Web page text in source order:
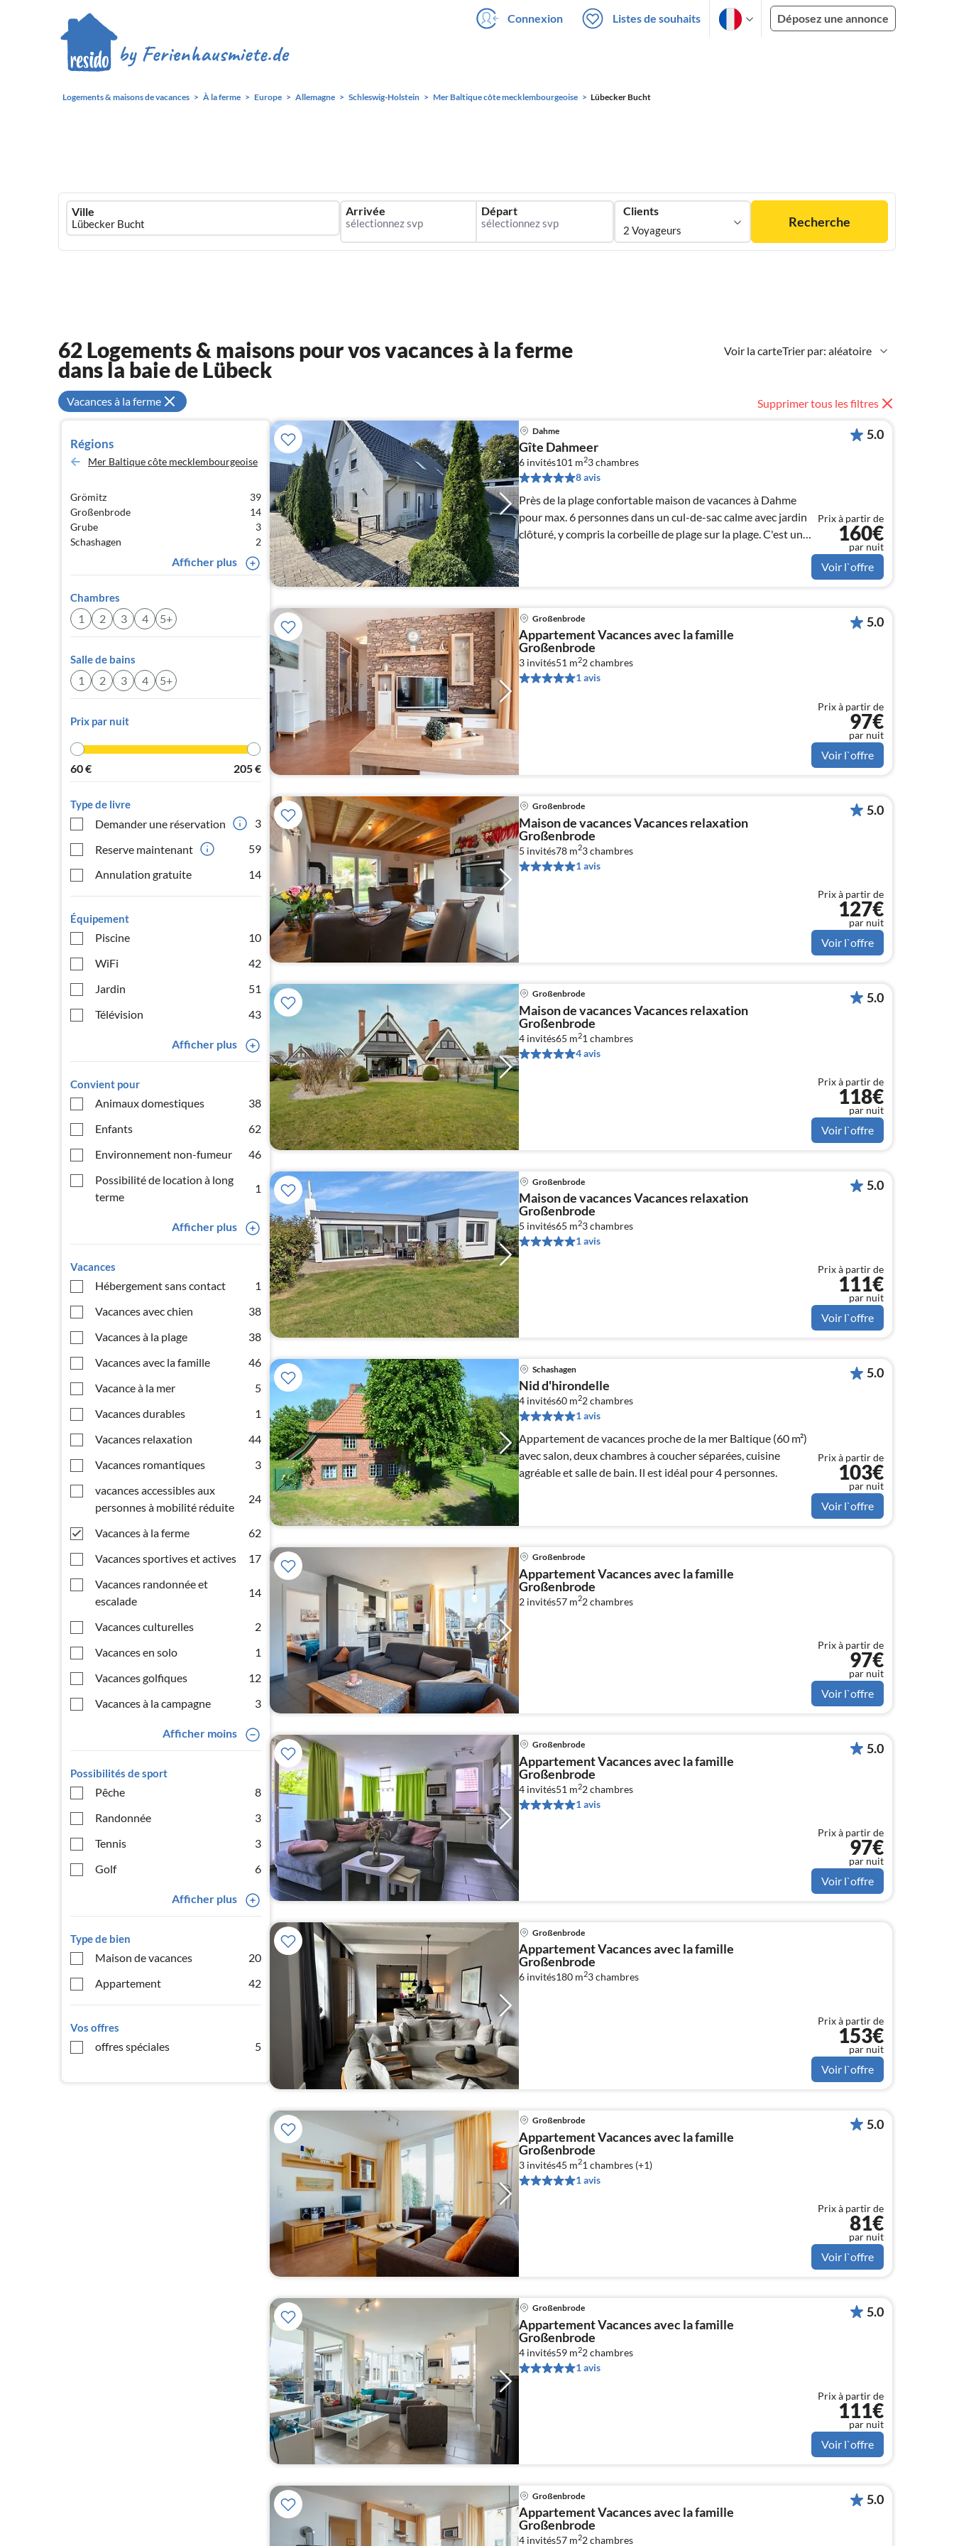
Connexion Listes de souhaits Déposez une annonce
Logements & maisons de vacances À la ferme Europe Allemagne Schleswig-Holstein Mer Baltique côte mecklembourgeoise Lübecker Bucht
Ferienhausmiete
logo
Ville Arrivée Départ Clients
2 Voyageurs
Recherche
Voir la carteTrier par: aléatoire
62 Logements & maisons pour vos vacances à la ferme
dans la baie de Lübeck
Vacances à la ferme Supprimer tous les filtres
Régions
Mer Baltique côte mecklembourgeoise
Grömitz
39
Großenbrode
14
Grube
3
Schashagen
2
Afficher plus
Chambres
1 2 3 4 5+
Salle de bains
1 2 3 4 5+
Prix par nuit
60€ 205€
Type de livre
Demander une réservation
3
Reserve maintenant
59
Annulation gratuite
14
Équipement
Piscine
10
WiFi
42
Jardin
51
Télévision
43
Afficher plus
Convient pour
Animaux domestiques
38
Enfants
62
Environnement non-fumeur
46
Possibilité de location à long
terme
1
Afficher plus
Vacances
Hébergement sans contact
1
Vacances avec chien
38
Vacances à la plage
38
Vacances avec la famille
46
Vacance à la mer
5
Vacances durables
1
Vacances relaxation
44
Vacances romantiques
3
vacances accessibles aux
personnes à mobilité réduite
24
Vacances à la ferme
62
Vacances sportives et actives
17
Vacances randonnée et
escalade
14
Vacances culturelles
2
Vacances en solo
1
Vacances golfiques
12
Vacances à la campagne
3
Afficher moins
Possibilités de sport
Pêche
8
Randonnée
3
Tennis
3
Golf
6
Afficher plus
Type de bien
Maison de vacances
20
Appartement
42
Vos offres
offres spéciales 5
Dahme
Gîte Dahmeer
6 invités101 m23chambres
8 avis
Près de la plage confortable maison de vacances à Dahme
pour max. 6 personnes dans un cul-de-sac calme avec jardin
clôturé, y compris la corbeille de plage sur la plage. C'est une
maison NON FUMEUR.
5.0
Prix à partir de
160€
par nuit
Voir l`offre
Großenbrode
Appartement Vacances avec la famille
Großenbrode
3 invités51 m22chambres
1 avis
5.0
Prix à partir de
97€
par nuit
Voir l`offre
Großenbrode
Maison de vacances Vacances relaxation
Großenbrode
5 invités78 m23chambres
1 avis
5.0
Prix à partir de
127€
par nuit
Voir l`offre
Großenbrode
Maison de vacances Vacances relaxation
Großenbrode
4 invités65 m21 chambres
4 avis
5.0
Prix à partir de
118€
par nuit
Voir l`offre
Großenbrode
Maison de vacances Vacances relaxation
Großenbrode
5 invités65 m23chambres
1 avis
5.0
Prix à partir de
111€
par nuit
Voir l`offre
Schashagen
Nid d'hirondelle
4 invités60 m22chambres
1 avis
Appartement de vacances proche de la mer Baltique (60 m²)
avec salon, deux chambres à coucher séparées, cuisine
agréable et salle de bain. Il est idéal pour 4 personnes.
5.0
Prix à partir de
103€
par nuit
Voir l`offre
Großenbrode
Appartement Vacances avec la famille
Großenbrode
2 invités57 m22chambres
Prix à partir de
97€
par nuit
Voir l`offre
Großenbrode
Appartement Vacances avec la famille
Großenbrode
4 invités51 m22chambres
1 avis
5.0
Prix à partir de
97€
par nuit
Voir l`offre
Großenbrode
Appartement Vacances avec la famille
Großenbrode
6 invités180 m23chambres
Prix à partir de
153€
par nuit
Voir l`offre
Großenbrode
Appartement Vacances avec la famille
Großenbrode
3 invités45 m21 chambres (+1)
1 avis
5.0
Prix à partir de
81€
par nuit
Voir l`offre
Großenbrode
Appartement Vacances avec la famille
Großenbrode
4 invités59 m22chambres
1 avis
5.0
Prix à partir de
111€
par nuit
Voir l`offre
Großenbrode
Appartement Vacances avec la famille
Großenbrode
4 invités57 m22chambres
5.0